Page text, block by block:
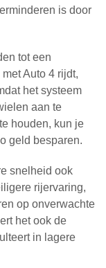
is door
tot een
Auto 4 rijdt,
het systeem
aan te
houden, kun je
geld besparen.
snelheid ook
rijervaring,
op onverwachte
het ook de
in lagere